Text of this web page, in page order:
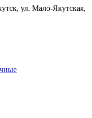
ул. Мало-Якутская,